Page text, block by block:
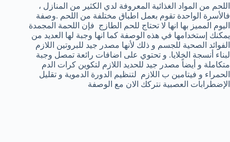
اللحم من المواد الغذائية المعروفة لدي الكثير من المنازل ،
فالأسرة الواحدة تقوم بعمل اطباق مختلفة من اللحم .وصفة
اليوم المميز بها انها لا تحتاج للحم الطازج فإن اللحمة المجمدة
يمكنك إستخدامها في هذه الوصفة كما انها وجبة لها العديد من
الفوائد الصحية للجسم و ذلك لأنها مصدر جيد للبروتين اللازم
لبناء أنسجة الخلايا. و تحتوي على اضافات رائعة تمصل وجبة
متكاملة و أيضاً مصدر جيد للحديد اللازم لتكوين كرات الدم
الحمراء و فيتامين ب اللازم لتنظيم الدورة الدموية و تقليل
الإضطرابات العصبية نتركك الان مع الوصفة